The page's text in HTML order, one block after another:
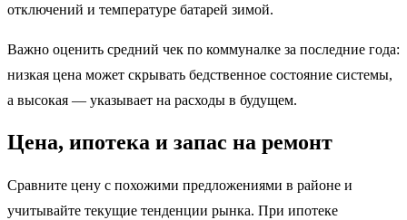
отключений и температуре батарей зимой.
Важно оценить средний чек по коммуналке за последние года:
низкая цена может скрывать бедственное состояние системы,
а высокая — указывает на расходы в будущем.
Цена, ипотека и запас на ремонт
Сравните цену с похожими предложениями в районе и
учитывайте текущие тенденции рынка. При ипотеке